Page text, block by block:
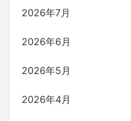
2026年7月
2026年6月
2026年5月
2026年4月